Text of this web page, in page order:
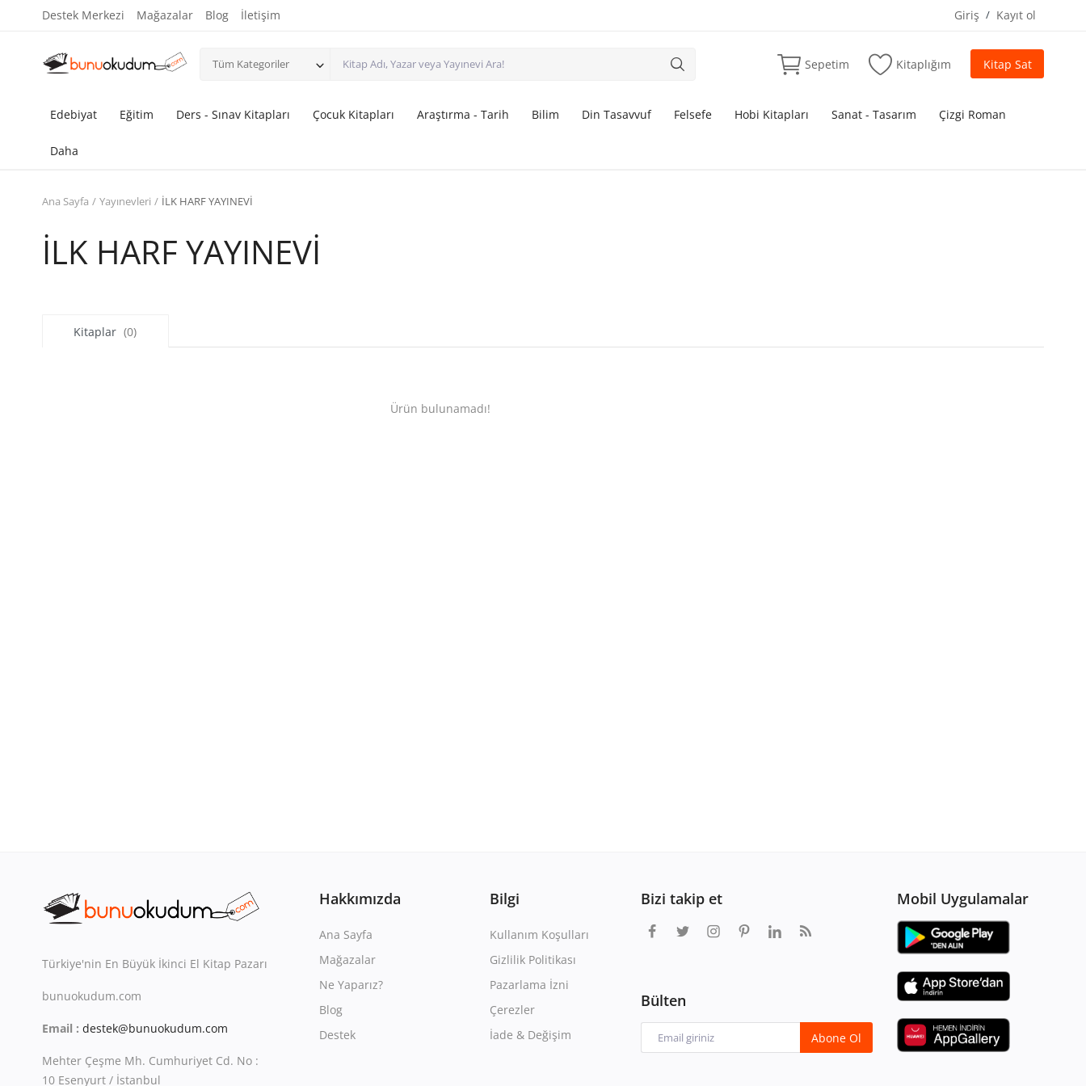
Destek Merkezi Mağazalar Blog İletişim Giriş / Kayıt ol
Tüm Kategoriler Sepetim Kitaplığım Kitap Sat
Edebiyat Eğitim Ders - Sınav Kitapları Çocuk Kitapları Araştırma - Tarih Bilim Din Tasavvuf Felsefe Hobi Kitapları Sanat - Tasarım Çizgi Roman
Daha
Ana Sayfa Yayınevleri İLK HARF YAYINEVİ
İLK HARF YAYINEVİ
Kitaplar (0)
Ürün bulunamadı!
Türkiye'nin En Büyük İkinci El Kitap Pazarı
bunuokudum.com
Email : destek@bunuokudum.com
Mehter Çeşme Mh. Cumhuriyet Cd. No :
10 Esenyurt / İstanbul
Hakkımızda
Ana Sayfa
Mağazalar
Ne Yaparız?
Blog
Destek
Bilgi
Kullanım Koşulları
Gizlilik Politikası
Pazarlama İzni
Çerezler
İade & Değişim
Bizi takip et
Bülten
Abone Ol
Mobil Uygulamalar